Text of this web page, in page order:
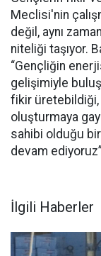
Meclisi'nin
değil, aynı
niteliği taşıyor.
“Gençliğin
gelişimiyle
fikir üretebildiği,
oluşturmaya
sahibi olduğu
devam
İlgili Haberler